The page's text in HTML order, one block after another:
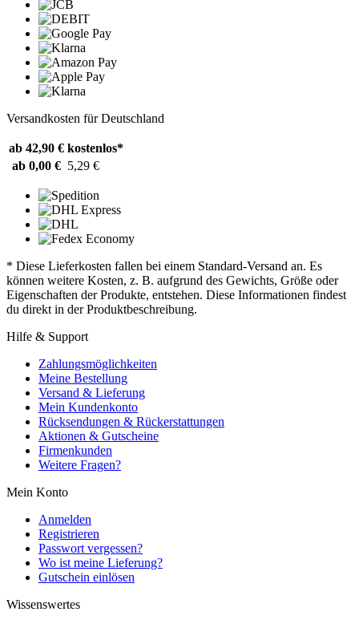
Versandkosten für Deutschland
ab 42,90 € kostenlos*
ab 0,00 € 5,29 €
* Diese Lieferkosten fallen bei einem Standard-Versand an. Es
können weitere Kosten, z. B. aufgrund des Gewichts, Größe oder
Eigenschaften der Produkte, entstehen. Diese Informationen findest
du direkt in der Produktbeschreibung.
Hilfe & Support
Zahlungsmöglichkeiten
Meine Bestellung
Versand & Lieferung
Mein Kundenkonto
Rücksendungen & Rückerstattungen
Aktionen & Gutscheine
Firmenkunden
Weitere Fragen?
Mein Konto
Anmelden
Registrieren
Passwort vergessen?
Wo ist meine Lieferung?
Gutschein einlösen
Wissenswertes